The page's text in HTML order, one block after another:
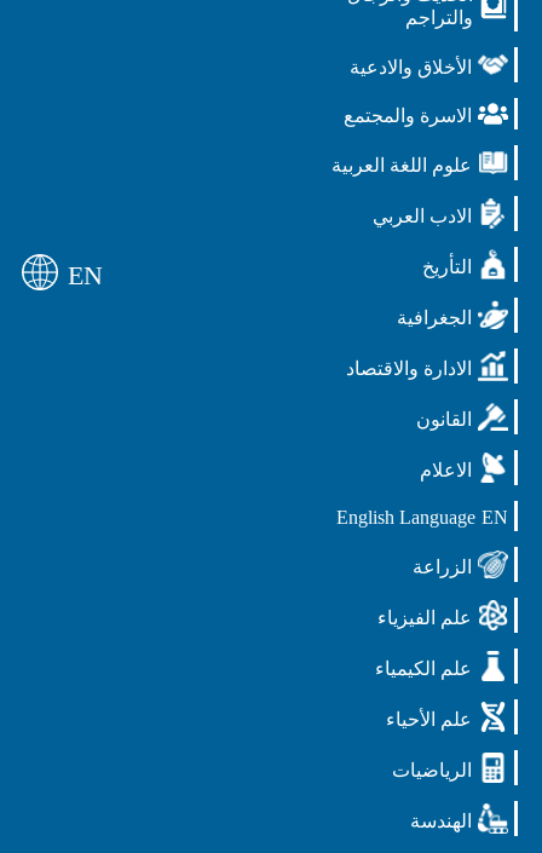
والتراجم
الأخلاق والادعية
الاسرة والمجتمع
علوم اللغة العربية
الادب العربي
التأريخ
الجغرافية
الادارة والاقتصاد
القانون
الاعلام
EN
English Language
الزراعة
علم الفيزياء
علم الكيمياء
علم الأحياء
الرياضيات
الهندسة
EN